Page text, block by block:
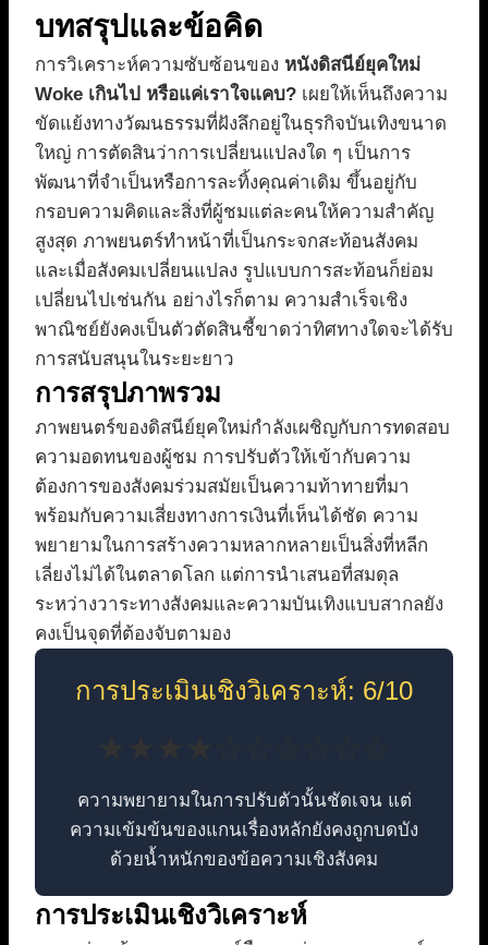
บทสรุปและข้อคิด
การวิเคราะห์ความซับซ้อนของ หนังดิสนีย์ยุคใหม่
Woke เกินไป หรือแค่เราใจแคบ? เผยให้เห็นถึงความ
ขัดแย้งทางวัฒนธรรมที่ฝังลึกอยู่ในธุรกิจบันเทิงขนาด
ใหญ่ การตัดสินว่าการเปลี่ยนแปลงใด ๆ เป็นการ
พัฒนาที่จำเป็นหรือการละทิ้งคุณค่าเดิม ขึ้นอยู่กับ
กรอบความคิดและสิ่งที่ผู้ชมแต่ละคนให้ความสำคัญ
สูงสุด ภาพยนตร์ทำหน้าที่เป็นกระจกสะท้อนสังคม
และเมื่อสังคมเปลี่ยนแปลง รูปแบบการสะท้อนก็ย่อม
เปลี่ยนไปเช่นกัน อย่างไรก็ตาม ความสำเร็จเชิง
พาณิชย์ยังคงเป็นตัวตัดสินชี้ขาดว่าทิศทางใดจะได้รับ
การสนับสนุนในระยะยาว
การสรุปภาพรวม
ภาพยนตร์ของดิสนีย์ยุคใหม่กำลังเผชิญกับการทดสอบ
ความอดทนของผู้ชม การปรับตัวให้เข้ากับความ
ต้องการของสังคมร่วมสมัยเป็นความท้าทายที่มา
พร้อมกับความเสี่ยงทางการเงินที่เห็นได้ชัด ความ
พยายามในการสร้างความหลากหลายเป็นสิ่งที่หลีก
เลี่ยงไม่ได้ในตลาดโลก แต่การนำเสนอที่สมดุล
ระหว่างวาระทางสังคมและความบันเทิงแบบสากลยัง
คงเป็นจุดที่ต้องจับตามอง
การประเมินเชิงวิเคราะห์: 6/10
ความพยายามในการปรับตัวนั้นชัดเจน แต่
ความเข้มข้นของแกนเรื่องหลักยังคงถูกบดบัง
ด้วยน้ำหนักของข้อความเชิงสังคม
การประเมินเชิงวิเคราะห์